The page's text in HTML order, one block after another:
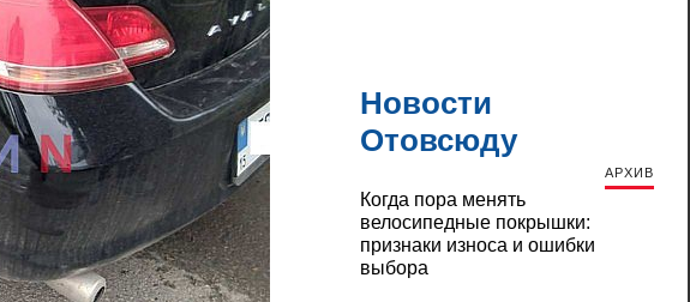
Новости
Отовсюду
АРХИВ
Когда пора менять
велосипедные покрышки:
признаки износа и ошибки
выбора